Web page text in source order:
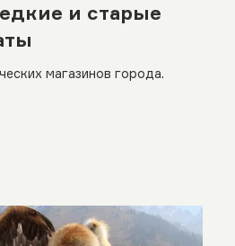
и старые
магазинов города.